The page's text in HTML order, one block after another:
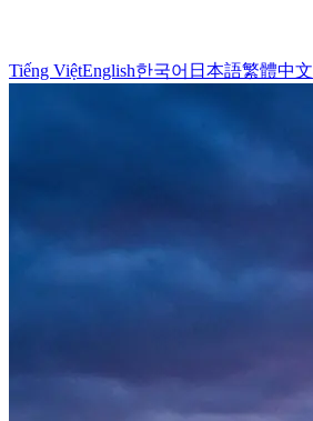
Tiếng ViệtEnglish한국어 日本語繁體中文